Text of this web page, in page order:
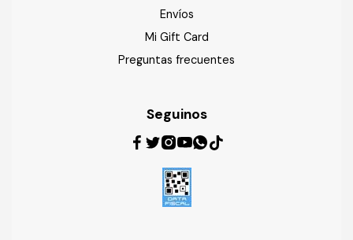
Envíos
Mi Gift Card
Preguntas frecuentes
Seguinos